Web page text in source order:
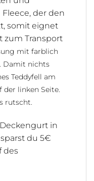
der den
somit eignet
zum Transport
mit farblich
Damit nichts
Teddyfell am
linken Seite.
rutscht.
in
du 5€
des